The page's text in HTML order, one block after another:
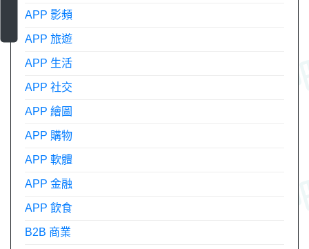
APP 影頻
APP 旅遊
APP 生活
APP 社交
APP 繪圖
APP 購物
APP 軟體
APP 金融
APP 飲食
B2B 商業